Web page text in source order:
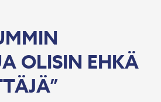
OLISIN EHKÄ